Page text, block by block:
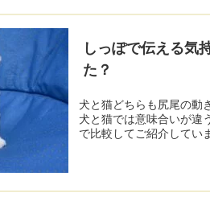
しっぽで伝える気
た？
犬と猫どちらも尻尾の動
犬と猫では意味合いが違
で比較してご紹介してい